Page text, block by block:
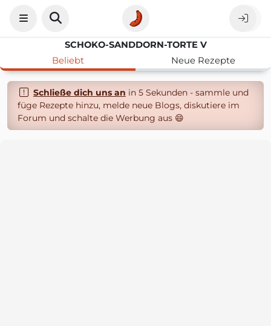
SCHOKO-SANDDORN-TORTE V
Beliebt
Neue Rezepte
Schließe dich uns an in 5 Sekunden - sammle und
füge Rezepte hinzu, melde neue Blogs, diskutiere im
Forum und schalte die Werbung aus 😄